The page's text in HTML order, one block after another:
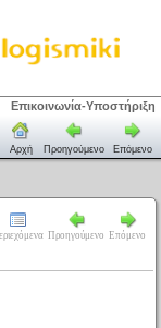
Επικοινωνία-Υποστήριξη
Αρχή Προηγούμενο Επόμενο